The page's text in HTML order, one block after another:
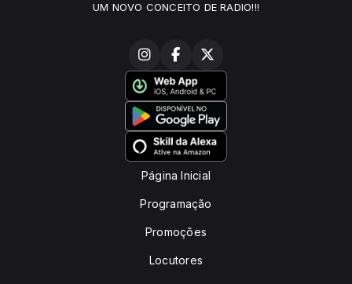
UM NOVO CONCEITO DE RADIO!!!
Página Inicial
Programação
Promoções
Locutores